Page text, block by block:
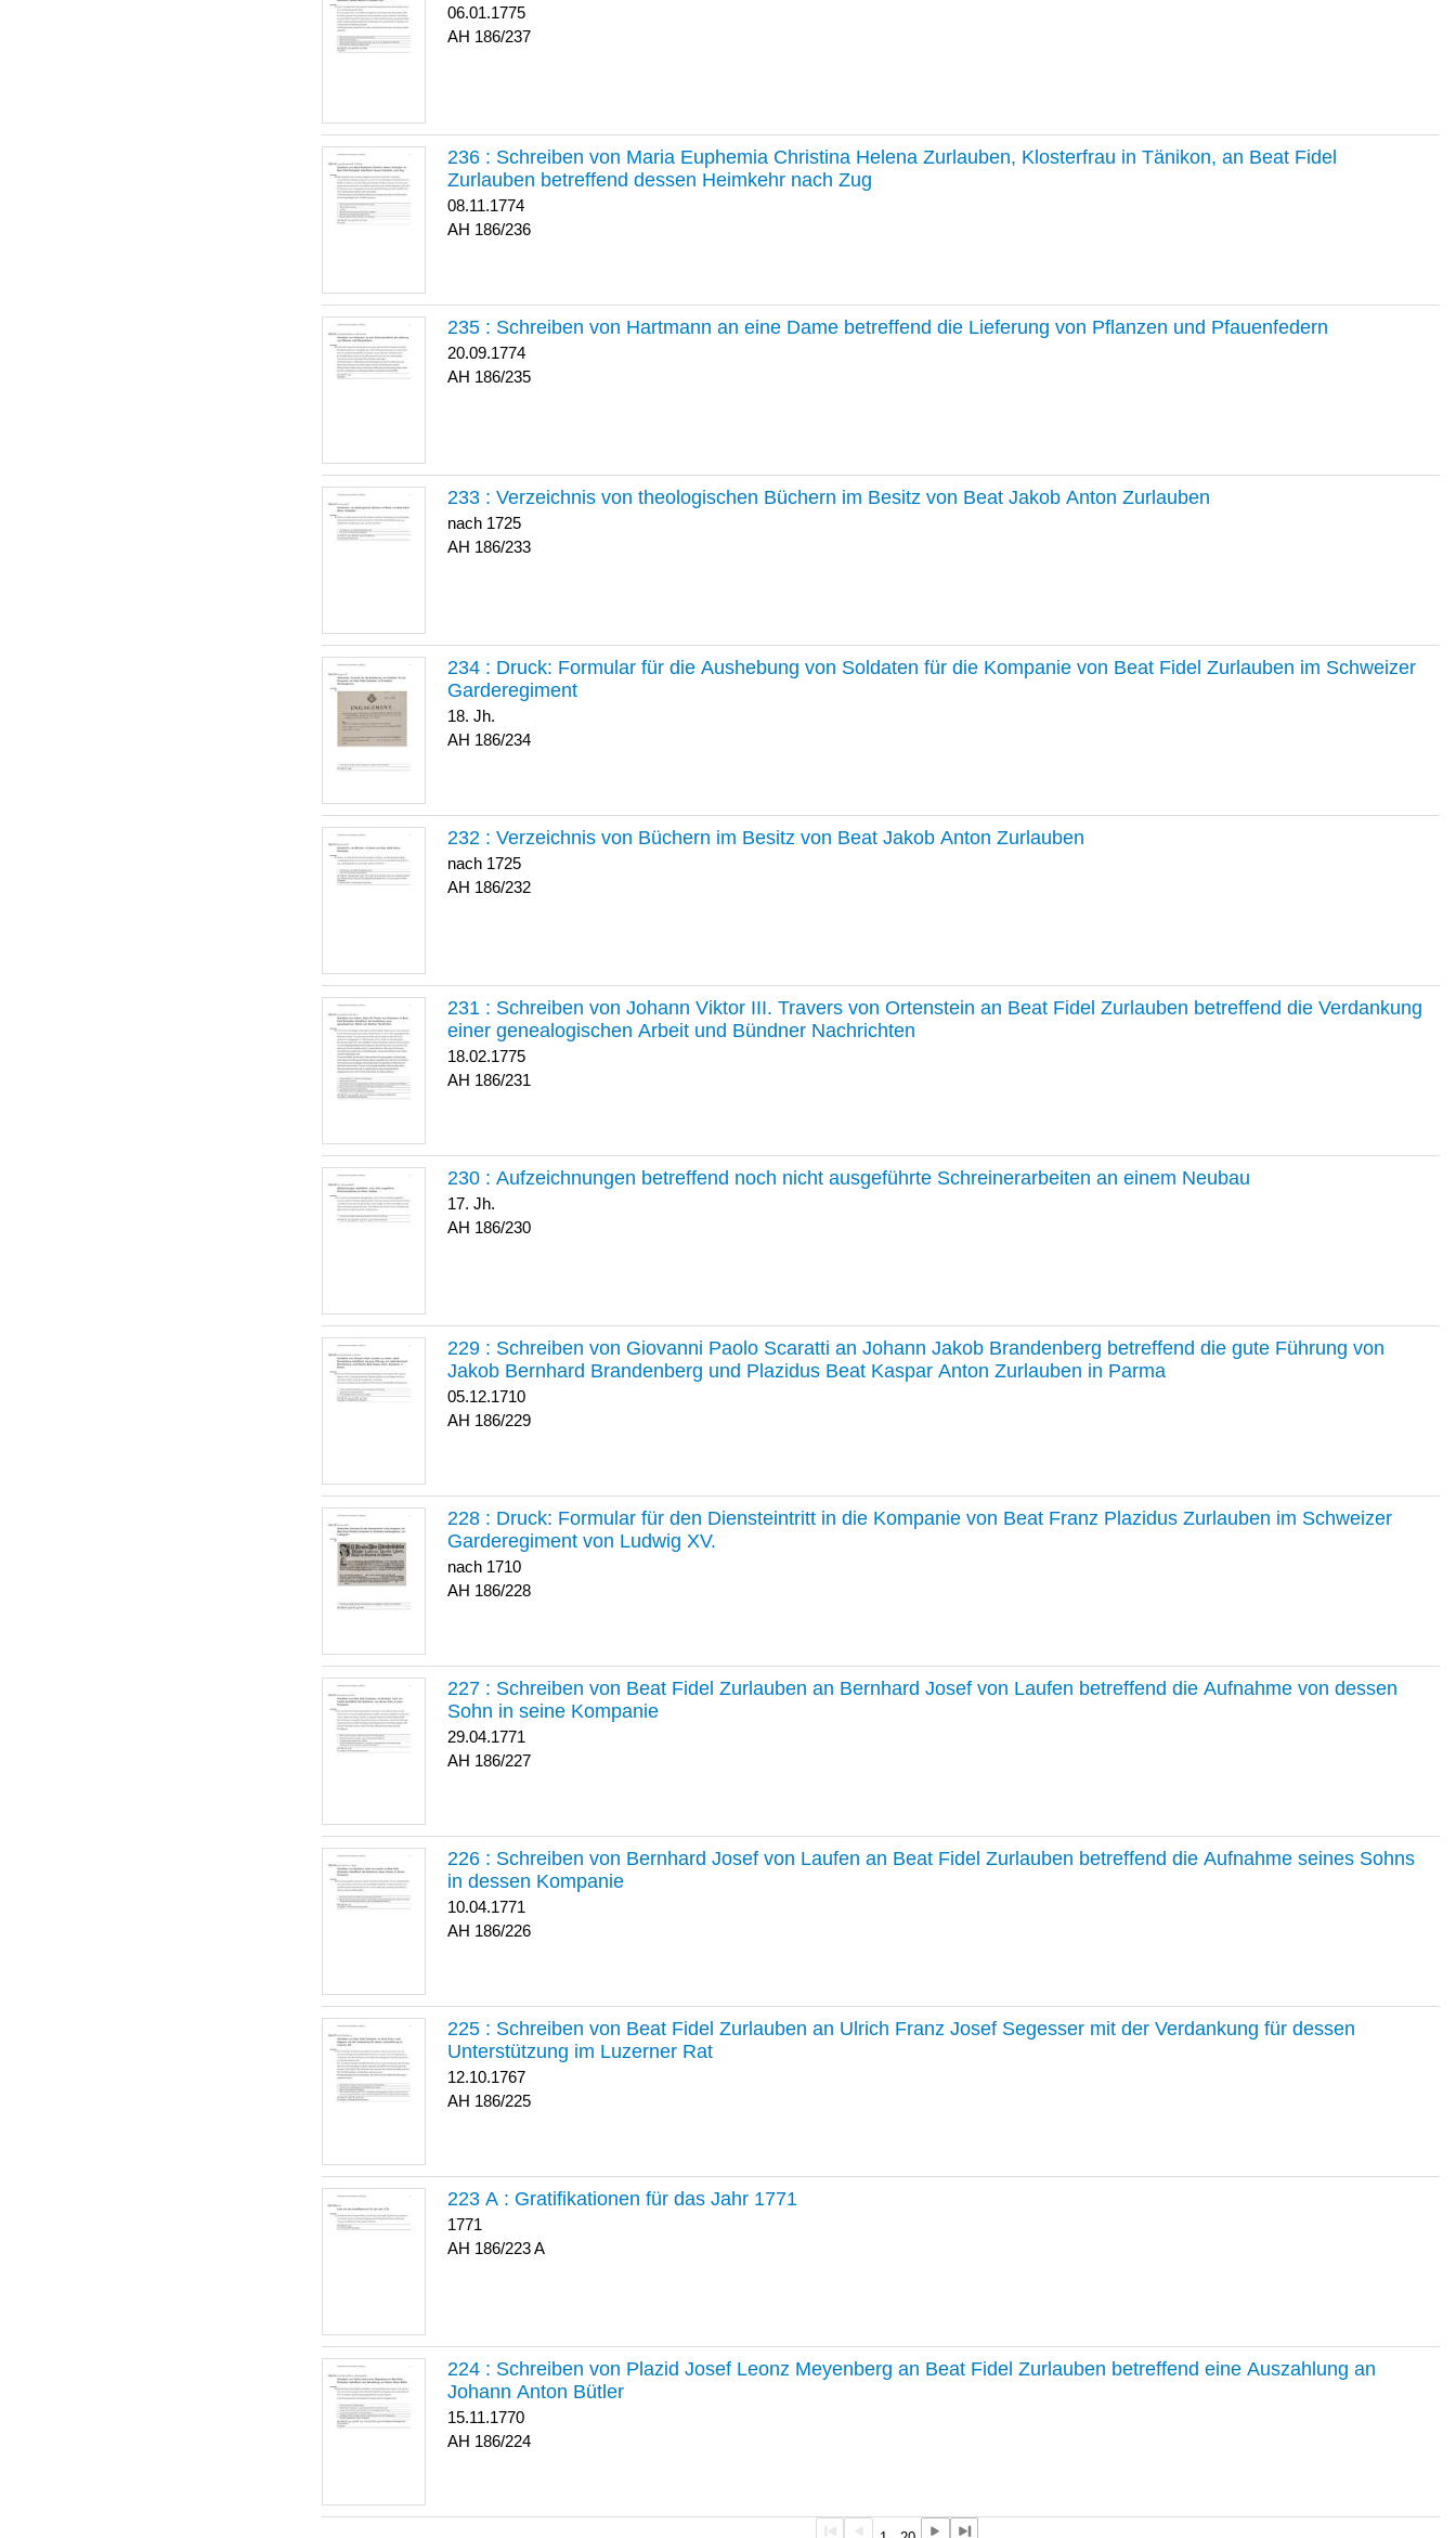
06.01.1775
186/237
236 : Schreiben von Maria Euphemia Christina Helena Zurlauben, Klosterfrau in Tänikon, an Beat Fidel
Zurlauben betreffend dessen Heimkehr nach Zug
08.11.1774
186/236
235 : Schreiben von Hartmann an eine Dame betreffend die Lieferung von Pflanzen und Pfauenfedern
20.09.1774
186/235
233 : Verzeichnis von theologischen Büchern im Besitz von Beat Jakob Anton Zurlauben
nach 1725
186/233
234 : Druck: Formular für die Aushebung von Soldaten für die Kompanie von Beat Fidel Zurlauben im Schweizer
Garderegiment
18. Jh.
186/234
232 : Verzeichnis von Büchern im Besitz von Beat Jakob Anton Zurlauben
nach 1725
186/232
231 : Schreiben von Johann Viktor III. Travers von Ortenstein an Beat Fidel Zurlauben betreffend die Verdankung
einer genealogischen Arbeit und Bündner Nachrichten
18.02.1775
186/231
230 : Aufzeichnungen betreffend noch nicht ausgeführte Schreinerarbeiten an einem Neubau
17. Jh.
186/230
229 : Schreiben von Giovanni Paolo Scaratti an Johann Jakob Brandenberg betreffend die gute Führung von
Jakob Bernhard Brandenberg und Plazidus Beat Kaspar Anton Zurlauben in Parma
05.12.1710
186/229
228 : Druck: Formular für den Diensteintritt in die Kompanie von Beat Franz Plazidus Zurlauben im Schweizer
Garderegiment von Ludwig XV.
nach 1710
186/228
227 : Schreiben von Beat Fidel Zurlauben an Bernhard Josef von Laufen betreffend die Aufnahme von dessen
Sohn in seine Kompanie
29.04.1771
186/227
226 : Schreiben von Bernhard Josef von Laufen an Beat Fidel Zurlauben betreffend die Aufnahme seines Sohns
in dessen Kompanie
10.04.1771
186/226
225 : Schreiben von Beat Fidel Zurlauben an Ulrich Franz Josef Segesser mit der Verdankung für dessen
Unterstützung im Luzerner Rat
12.10.1767
186/225
223 A : Gratifikationen für das Jahr 1771
1771
186/223 A
224 : Schreiben von Plazid Josef Leonz Meyenberg an Beat Fidel Zurlauben betreffend eine Auszahlung an
Johann Anton Bütler
15.11.1770
186/224